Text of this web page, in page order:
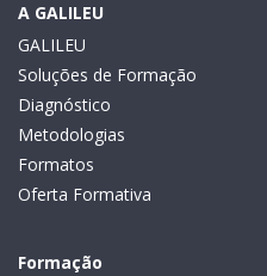
A GALILEU
GALILEU
Soluções de Formação
Diagnóstico
Metodologias
Formatos
Oferta Formativa
Formação